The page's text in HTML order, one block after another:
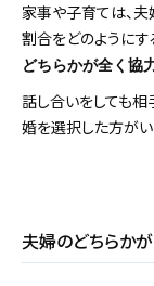
家事や子育ては、
割合をどのように
どちらかが全く協
話し合いをしても
婚を選択した方がい
夫婦のどちらか